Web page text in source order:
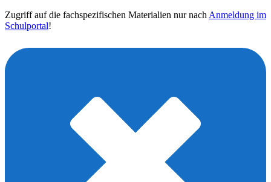
Zugriff auf die fachspezifischen Materialien nur nach Anmeldung im
Schulportal!